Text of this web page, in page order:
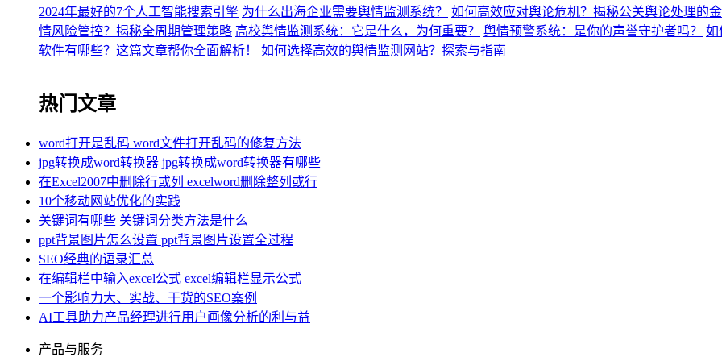
2024年最好的7个人工智能搜索引擎 为什么出海企业需要舆情监测系统？ 如何高效应对舆论危机？揭秘公关舆论处理的金
情风险管控？揭秘全周期管理策略 高校舆情监测系统：它是什么，为何重要？ 舆情预警系统：是你的声誉守护者吗？ 如
软件有哪些？这篇文章帮你全面解析！
如何选择高效的舆情监测网站？探索与指南
热门文章
word打开是乱码 word文件打开乱码的修复方法
jpg转换成word转换器 jpg转换成word转换器有哪些
在Excel2007中删除行或列 excelword删除整列或行
10个移动网站优化的实践
关键词有哪些 关键词分类方法是什么
ppt背景图片怎么设置 ppt背景图片设置全过程
SEO经典的语录汇总
在编辑栏中输入excel公式 excel编辑栏显示公式
一个影响力大、实战、干货的SEO案例
AI工具助力产品经理进行用户画像分析的利与益
产品与服务